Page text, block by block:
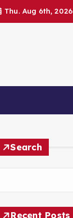
Thu. Aug 6th, 2026
Search
Recent Posts